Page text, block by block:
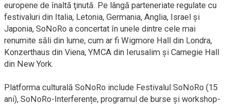
europene de înaltă ţinută. Pe lângă parteneriate regulate cu
festivaluri din Italia, Letonia, Germania, Anglia, Israel şi
Japonia, SoNoRo a concertat în unele dintre cele mai
renumite săli din lume, cum ar fi Wigmore Hall din Londra,
Konzerthaus din Viena, YMCA din Ierusalim şi Carnegie Hall
din New York.
Platforma culturală SoNoRo include Festivalul SoNoRo (15
ani), SoNoRo-Interferențe, programul de burse și workshop-